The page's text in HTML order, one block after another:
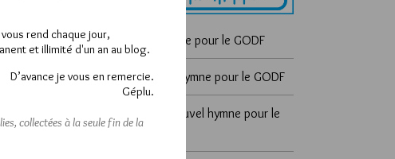
Joab’sdansUn nouvel hymne pour le GODF
Brumaire dansUn nouvel hymne pour le GODF
Un nouvel hymne pour le
rend chaque jour,
et illimité d'un an au blog.
D’avance je vous en remercie.
Géplu.
collectées à la seule fin de la